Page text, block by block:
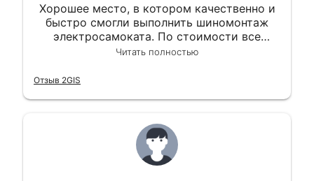
Хорошее место, в котором качественно и
быстро смогли выполнить шиномонтаж
электросамоката. По стоимости все
вышло вообще приемлемо хочу сказать.
Читать полностью
Отзыв 2GIS